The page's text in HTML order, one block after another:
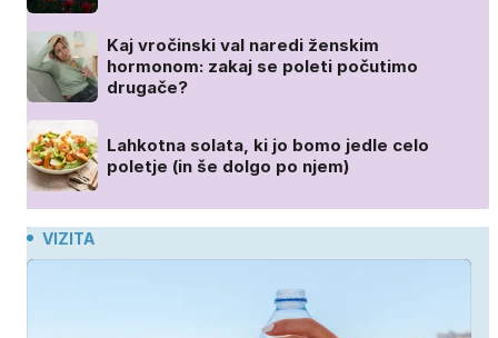
Kaj vročinski val naredi ženskim
hormonom: zakaj se poleti počutimo
drugače?
Lahkotna solata, ki jo bomo jedle celo
poletje (in še dolgo po njem)
VIZITA